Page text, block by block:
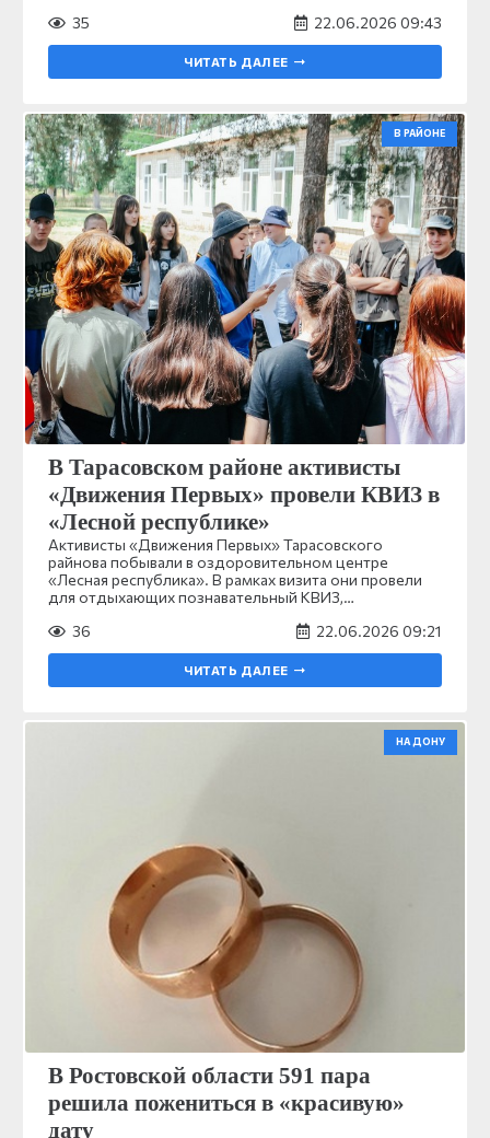
35
22.06.2026 09:43
ЧИТАТЬ ДАЛЕЕ
В РАЙОНЕ
В Тарасовском районе активисты
«Движения Первых» провели КВИЗ в
«Лесной республике»
Активисты «Движения Первых» Тарасовского
райнова побывали в оздоровительном центре
«Лесная республика». В рамках визита они провели
для отдыхающих познавательный КВИЗ,…
36
22.06.2026 09:21
ЧИТАТЬ ДАЛЕЕ
НА ДОНУ
В Ростовской области 591 пара
решила пожениться в «красивую»
дату